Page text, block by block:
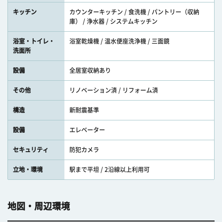
キッチン
カウンターキッチン / 食洗機 / パントリー（収納
庫） / 浄水器 / システムキッチン
浴室・トイレ・
洗面所
浴室乾燥機 / 温水便座洗浄機 / 三面鏡
設備 全居室収納あり
その他 リノベーション済 / リフォーム済
構造 新耐震基準
設備 エレベーター
セキュリティ 防犯カメラ
立地・環境 駅まで平坦 / 2沿線以上利用可
地図・周辺環境